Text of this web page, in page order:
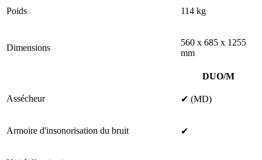
Poids 114 kg
Dimensions
560 x 685 x 1255
mm
DUO/M
Assécheur ✔ (MD)
Armoire d'insonorisation du bruit ✔